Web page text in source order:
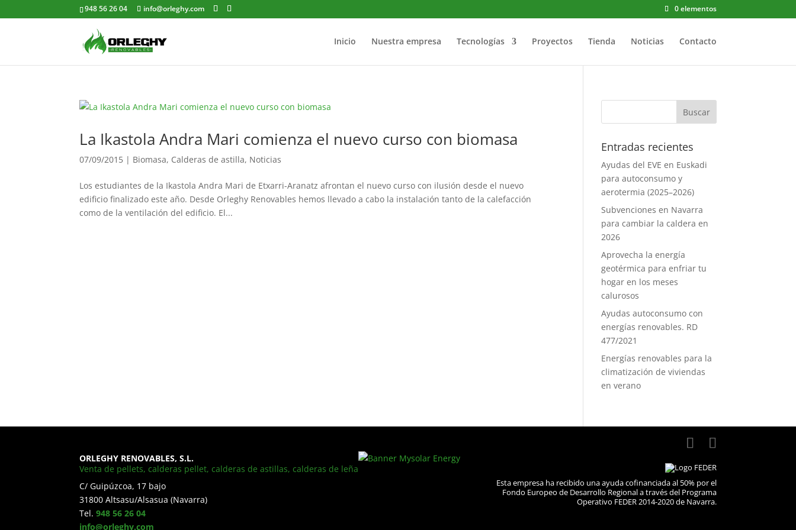
948 56 26 04 info@orleghy.com 0 elementos
Inicio Nuestra empresa Tecnologías Proyectos Tienda Noticias Contacto
La Ikastola Andra Mari comienza el nuevo curso con biomasa
07/09/2015 | Biomasa, Calderas de astilla, Noticias
Los estudiantes de la Ikastola Andra Mari de Etxarri-Aranatz afrontan el nuevo curso con ilusión desde el nuevo
edificio finalizado este año. Desde Orleghy Renovables hemos llevado a cabo la instalación tanto de la calefacción
como de la ventilación del edificio. El...
Entradas recientes
Ayudas del EVE en Euskadi
para autoconsumo y
aerotermia (2025–2026)
Subvenciones en Navarra
para cambiar la caldera en
2026
Aprovecha la energía
geotérmica para enfriar tu
hogar en los meses
calurosos
Ayudas autoconsumo con
energías renovables. RD
477/2021
Energías renovables para la
climatización de viviendas
en verano
Esta empresa ha recibido una ayuda cofinanciada al 50% por el
Fondo Europeo de Desarrollo Regional a través del Programa
Operativo FEDER 2014-2020 de Navarra.
ORLEGHY RENOVABLES, S.L.
Venta de pellets, calderas pellet, calderas de astillas, calderas de leña
C/ Guipúzcoa, 17 bajo
31800 Altsasu/Alsasua (Navarra)
Tel.948 56 26 04
info@orleghy.com